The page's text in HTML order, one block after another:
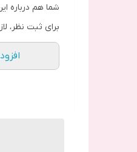
کوچک ترین
شما هم درباره
برای ثبت نظر،